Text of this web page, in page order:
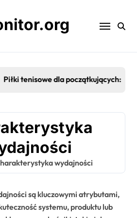
dla początkujących: miękkość,
wydajności
są kluczowymi atrybutami,
systemu, produktu lub